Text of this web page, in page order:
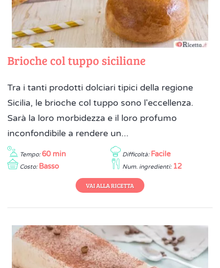
Brioche col tuppo siciliane
Tra i tanti prodotti dolciari tipici della regione
Sicilia, le brioche col tuppo sono l'eccellenza.
Sarà la loro morbidezza e il loro profumo
inconfondibile a rendere un...
Tempo: 60 min Difficoltà: Facile
Costo: Basso Num. ingredienti: 12
VAI ALLA RICETTA